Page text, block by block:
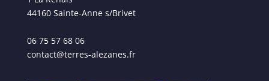
44160 Sainte-Anne s/Brivet
06 75 57 68 06
contact@terres-alezanes.fr